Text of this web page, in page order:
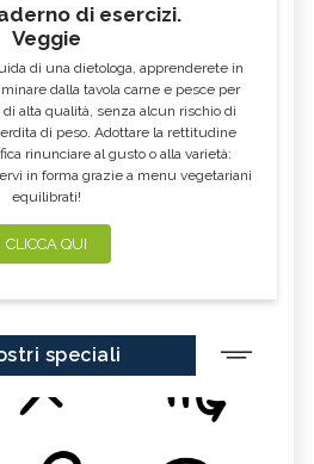
di esercizi.
Veggie
di una dietologa, apprenderete in
dalla tavola carne e pesce per
alta qualità, senza alcun rischio di
di peso. Adottare la rettitudine
rinunciare al gusto o alla varietà:
in forma grazie a menu vegetariani
equilibrati!
CLICCA QUI
speciali